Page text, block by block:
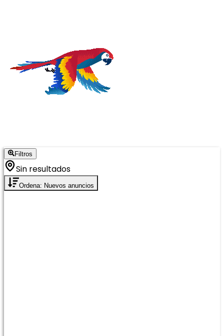
Filtros
Sin resultados
Ordena: Nuevos anuncios